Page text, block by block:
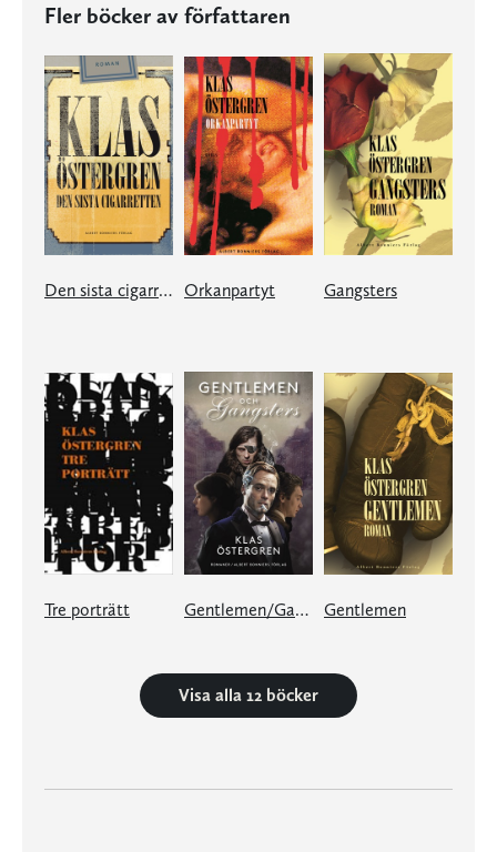
Fler böcker av författaren
Den sista cigarretten Orkanpartyt Gangsters
Tre porträtt Gentlemen/Gangsters Gentlemen
Visa alla 12 böcker